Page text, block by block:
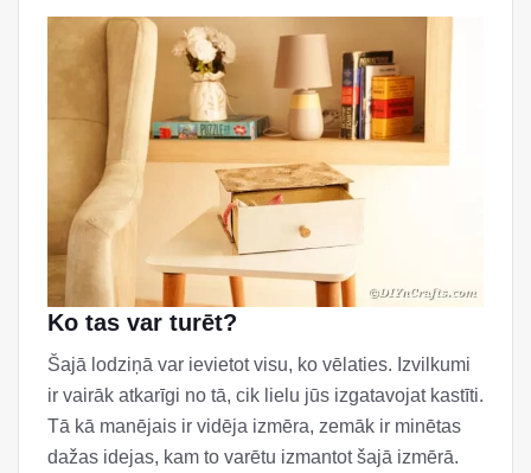
Ko tas var turēt?
Šajā lodziņā var ievietot visu, ko vēlaties. Izvilkumi
ir vairāk atkarīgi no tā, cik lielu jūs izgatavojat kastīti.
Tā kā manējais ir vidēja izmēra, zemāk ir minētas
dažas idejas, kam to varētu izmantot šajā izmērā.